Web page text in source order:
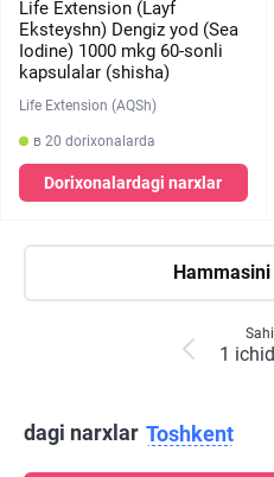
Life Extension (Layf
Eksteyshn) Dengiz yod (Sea
Iodine) 1000 mkg 60-sonli
kapsulalar (shisha)
Life Extension (AQSh)
в 20 dorixonalarda
Dorixonalardagi narxlar
Hammasini
1
dagi narxlar Toshkent